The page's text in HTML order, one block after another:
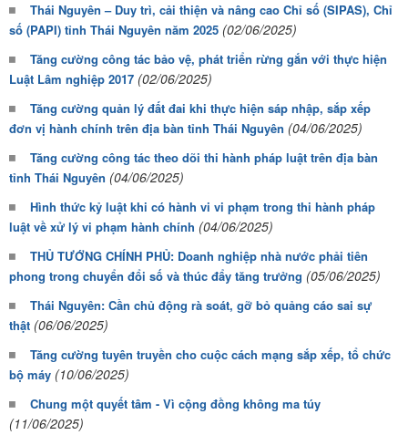
Thái Nguyên – Duy trì, cải thiện và nâng cao Chỉ số (SIPAS), Chỉ
số (PAPI) tỉnh Thái Nguyên năm 2025 (02/06/2025)
Tăng cường công tác bảo vệ, phát triển rừng gắn với thực hiện
Luật Lâm nghiệp 2017 (02/06/2025)
Tăng cường quản lý đất đai khi thực hiện sáp nhập, sắp xếp
đơn vị hành chính trên địa bàn tỉnh Thái Nguyên (04/06/2025)
Tăng cường công tác theo dõi thi hành pháp luật trên địa bàn
tỉnh Thái Nguyên (04/06/2025)
Hình thức kỷ luật khi có hành vi vi phạm trong thi hành pháp
luật về xử lý vi phạm hành chính (04/06/2025)
THỦ TƯỚNG CHÍNH PHỦ: Doanh nghiệp nhà nước phải tiên
phong trong chuyển đổi số và thúc đẩy tăng trưởng (05/06/2025)
Thái Nguyên: Cần chủ động rà soát, gỡ bỏ quảng cáo sai sự
thật (06/06/2025)
Tăng cường tuyên truyền cho cuộc cách mạng sắp xếp, tổ chức
bộ máy (10/06/2025)
Chung một quyết tâm - Vì cộng đồng không ma túy
(11/06/2025)